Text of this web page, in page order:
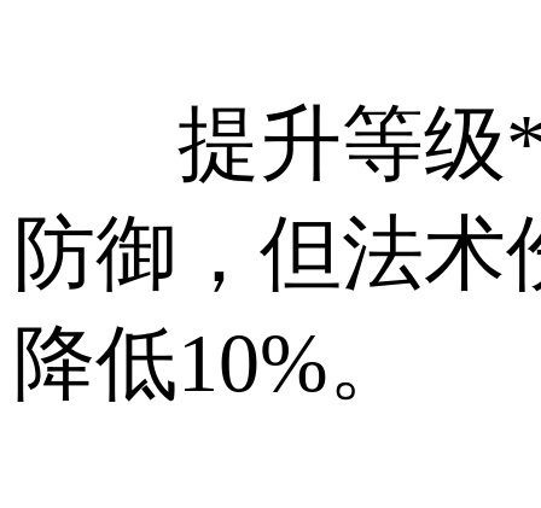
提升等级
防御，但法术
降低10%。